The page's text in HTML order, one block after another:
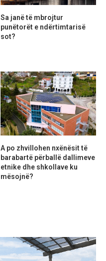
Sa janë të mbrojtur
punëtorët e ndërtimtarisë
sot?
A po zhvillohen nxënësit të
barabartë përballë dallimeve
etnike dhe shkollave ku
mësojnë?